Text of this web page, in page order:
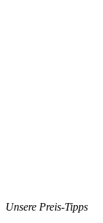
Unsere Preis-Tipps